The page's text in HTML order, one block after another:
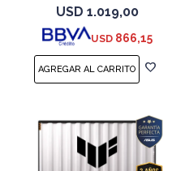
512GB 16GB
USD 1.019,00
USD 866,15